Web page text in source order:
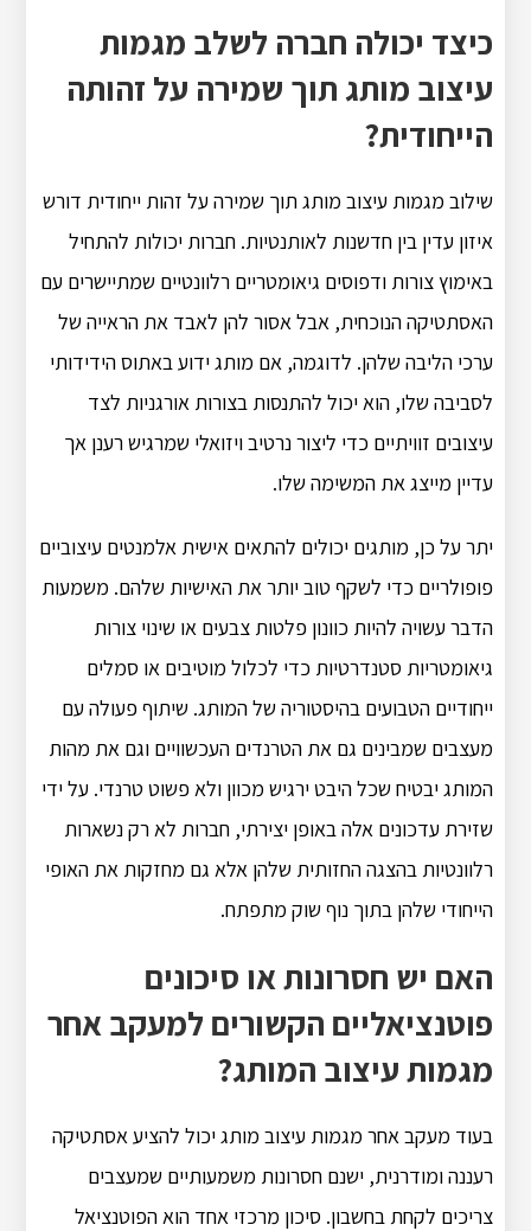
כיצד יכולה חברה לשלב מגמות
עיצוב מותג תוך שמירה על זהותה
הייחודית?
שילוב מגמות עיצוב מותג תוך שמירה על זהות ייחודית דורש
איזון עדין בין חדשנות לאותנטיות. חברות יכולות להתחיל
באימוץ צורות ודפוסים גיאומטריים רלוונטיים שמתיישרים עם
האסתטיקה הנוכחית, אבל אסור להן לאבד את הראייה של
ערכי הליבה שלהן. לדוגמה, אם מותג ידוע באתוס הידידותי
לסביבה שלו, הוא יכול להתנסות בצורות אורגניות לצד
עיצובים זוויתיים כדי ליצור נרטיב ויזואלי שמרגיש רענן אך
עדיין מייצג את המשימה שלו.
יתר על כן, מותגים יכולים להתאים אישית אלמנטים עיצוביים
פופולריים כדי לשקף טוב יותר את האישיות שלהם. משמעות
הדבר עשויה להיות כוונון פלטות צבעים או שינוי צורות
גיאומטריות סטנדרטיות כדי לכלול מוטיבים או סמלים
ייחודיים הטבועים בהיסטוריה של המותג. שיתוף פעולה עם
מעצבים שמבינים גם את הטרנדים העכשוויים וגם את מהות
המותג יבטיח שכל היבט ירגיש מכוון ולא פשוט טרנדי. על ידי
שזירת עדכונים אלה באופן יצירתי, חברות לא רק נשארות
רלוונטיות בהצגה החזותית שלהן אלא גם מחזקות את האופי
הייחודי שלהן בתוך נוף שוק מתפתח.
האם יש חסרונות או סיכונים
פוטנציאליים הקשורים למעקב אחר
מגמות עיצוב המותג?
בעוד מעקב אחר מגמות עיצוב מותג יכול להציע אסתטיקה
רעננה ומודרנית, ישנם חסרונות משמעותיים שמעצבים
צריכים לקחת בחשבון. סיכון מרכזי אחד הוא הפוטנציאל